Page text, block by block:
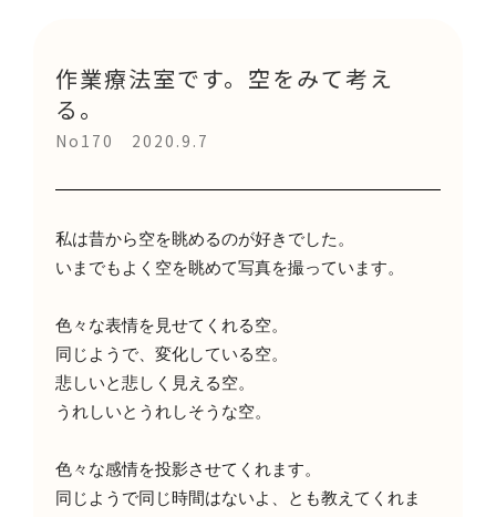
作業療法室です。空をみて考え
る。
No170 2020.9.7
私は昔から空を眺めるのが好きでした。
いまでもよく空を眺めて写真を撮っています。
色々な表情を見せてくれる空。
同じようで、変化している空。
悲しいと悲しく見える空。
うれしいとうれしそうな空。
色々な感情を投影させてくれます。
同じようで同じ時間はないよ、とも教えてくれま